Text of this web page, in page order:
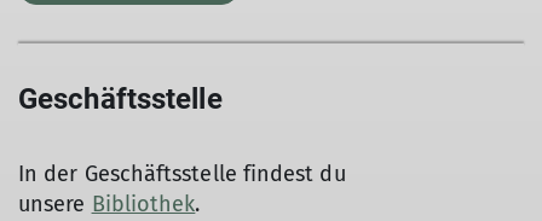
Geschäftsstelle
In der Geschäftsstelle findest du
unsere Bibliothek.